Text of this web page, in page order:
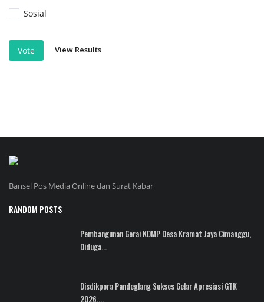
Sosial
Vote View Results
Bansel Pos Media Online dan Surat Kabar
RANDOM POSTS
Pembangunan Gerai KDMP Desa Kramat Jaya Cimanggu,
Diduga...
Disdikpora Pandeglang Sukses Gelar Apresiasi GTK
2026,...